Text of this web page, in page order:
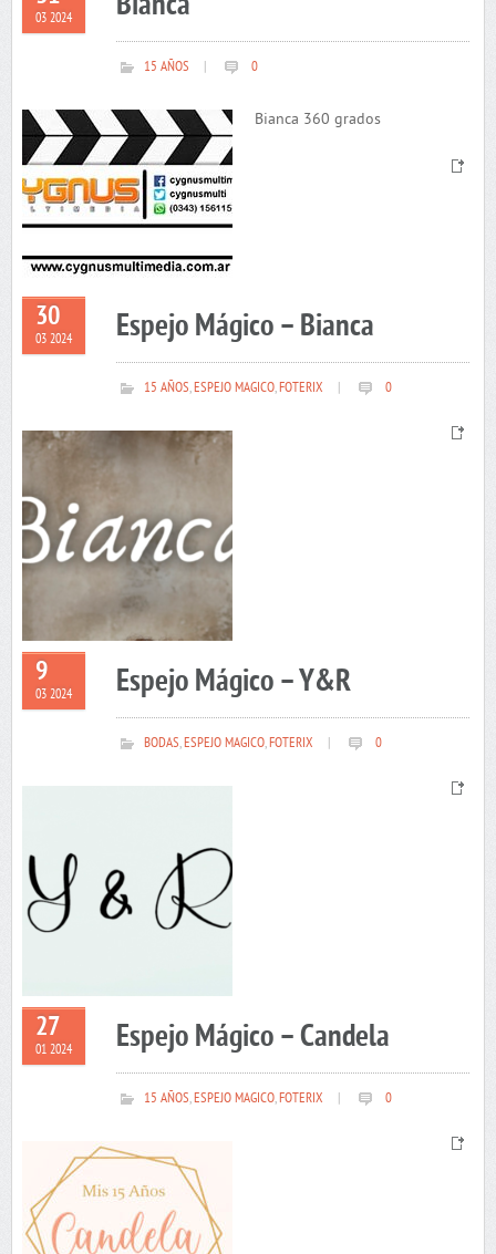
03 2024
15 AÑOS 0
Bianca 360 grados
30
03 2024 Espejo Mágico – Bianca
15 AÑOS,ESPEJO MAGICO,FOTERIX 0
9
03 2024 Espejo Mágico – Y&R
BODAS,ESPEJO MAGICO,FOTERIX 0
27
01 2024 Espejo Mágico – Candela
15 AÑOS,ESPEJO MAGICO,FOTERIX 0